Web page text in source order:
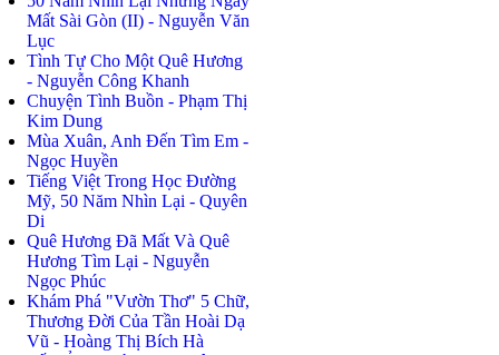
Mất Sài Gòn (II) - Nguyễn Văn
Lục
Tình Tự Cho Một Quê Hương
- Nguyễn Công Khanh
Chuyện Tình Buồn - Phạm Thị
Kim Dung
Mùa Xuân, Anh Đến Tìm Em -
Ngọc Huyền
Tiếng Việt Trong Học Đường
Mỹ, 50 Năm Nhìn Lại - Quyên
Di
Quê Hương Đã Mất Và Quê
Hương Tìm Lại - Nguyễn
Ngọc Phúc
Khám Phá "Vườn Thơ" 5 Chữ,
Thương Đời Của Tần Hoài Dạ
Vũ - Hoàng Thị Bích Hà